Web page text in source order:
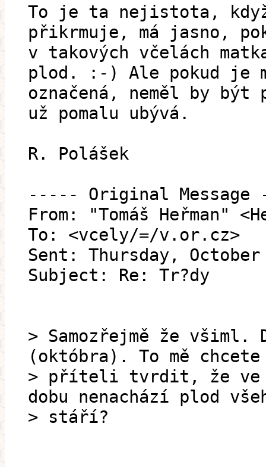
To je ta nejistota,
přikrmuje, má jasno,
v takových včelách
plod. :-) Ale pokud je
označená, neměl by
už pomalu ubývá.
R. Polášek
----- Original
From: "Tomáš Heřman"
To: <vcely/=/v.or.cz>
Sent: Thursday,
Subject: Re: Tr?dy
> Samozřejmě že
(októbra). To mě chcete
> příteli tvrdit, že ve
dobu nenachází plod
> stáří?